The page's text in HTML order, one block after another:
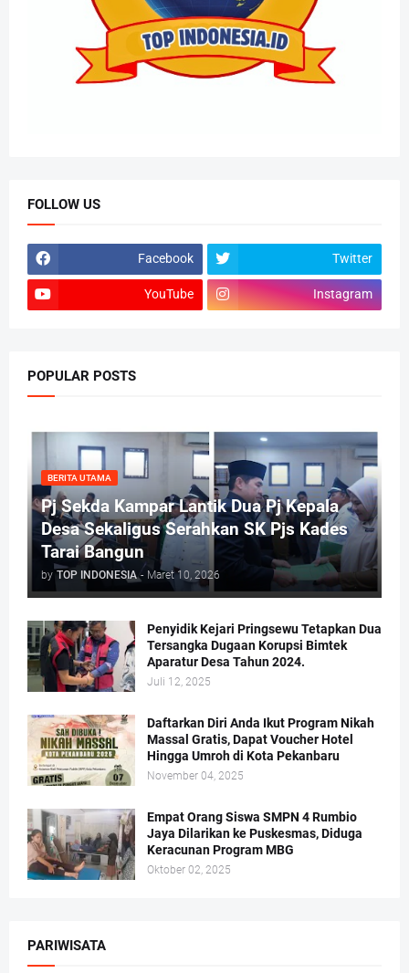
FOLLOW US
Facebook Twitter
YouTube Instagram
POPULAR POSTS
BERITA UTAMA
Pj Sekda Kampar Lantik Dua Pj Kepala
Desa Sekaligus Serahkan SK Pjs Kades
Tarai Bangun
by TOP INDONESIA - Maret 10, 2026
Penyidik Kejari Pringsewu Tetapkan Dua
Tersangka Dugaan Korupsi Bimtek
Aparatur Desa Tahun 2024.
Juli 12, 2025
Daftarkan Diri Anda Ikut Program Nikah
Massal Gratis, Dapat Voucher Hotel
Hingga Umroh di Kota Pekanbaru
November 04, 2025
Empat Orang Siswa SMPN 4 Rumbio
Jaya Dilarikan ke Puskesmas, Diduga
Keracunan Program MBG
Oktober 02, 2025
PARIWISATA